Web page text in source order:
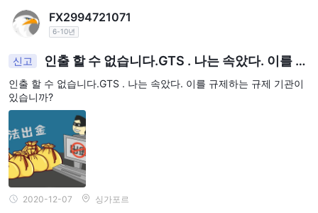
FX2994721071
6-10년
신고
인출 할 수 없습니다.GTS . 나는 속았다. 이를 규
제하는 규제 기관이 있습니까?
인출 할 수 없습니다.GTS . 나는 속았다. 이를 규제하는 규제 기관이
있습니까?
2020-12-07 싱가포르